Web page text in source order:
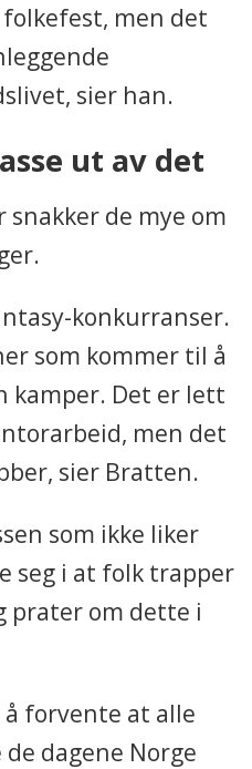
men det
sier han.
ut av det
snakker de mye om
konkurranser.
som kommer til å
kamper. Det er lett
men det
sier Bratten.
som ikke liker
seg i at folk trapper
prater om dette i
å forvente at alle
dagene Norge